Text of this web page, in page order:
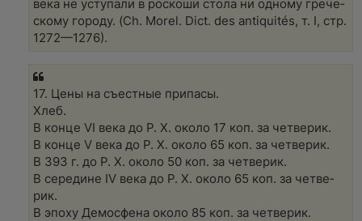
века не усту­па­ли в рос­ко­ши сто­ла ни одно­му гре­че­
ско­му горо­ду. (Ch. Mo­rel. Dict. des an­ti­qui­tés, т. I, стр.
1272—1276).
17. Цены на съест­ные при­па­сы.
Хлеб.
В кон­це VI века до Р. Х. око­ло 17 коп. за чет­ве­рик.
В кон­це V века до Р. Х. око­ло 65 коп. за чет­ве­рик.
В 393 г. до Р. Х. око­ло 50 коп. за чет­ве­рик.
В середине IV века до Р. Х. око­ло 65 коп. за чет­ве­
рик.
В эпо­ху Демо­сфе­на око­ло 85 коп. за чет­ве­рик.